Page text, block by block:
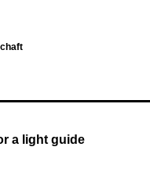
a light guide